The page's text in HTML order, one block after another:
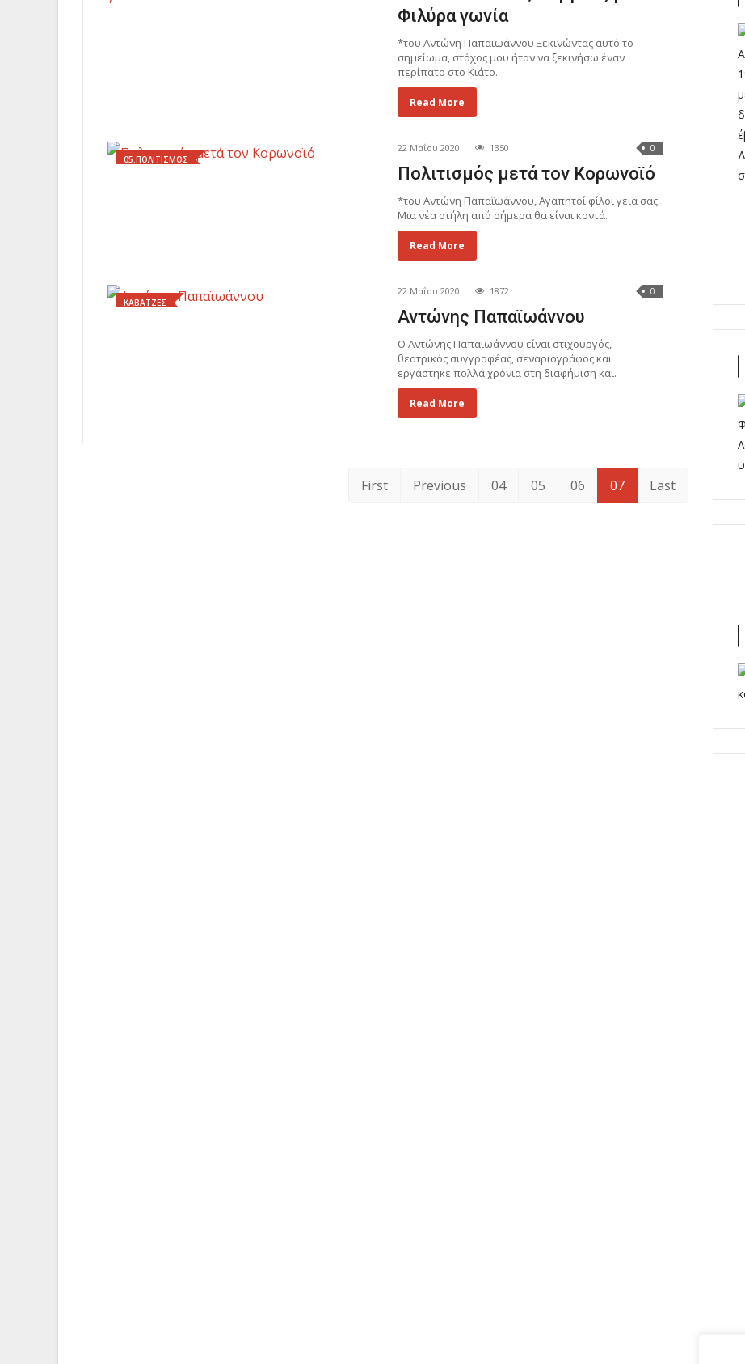
Φιλύρα γωνία
*του Αντώνη Παπαϊωάννου Ξεκινώντας αυτό το
σημείωμα, στόχος μου ήταν να ξεκινήσω έναν
περίπατο στο Κιάτο.
Read More
05.ΠΟΛΙΤΙΣΜΟΣ
22 Μαΐου 2020 1350 0
Πολιτισμός μετά τον Κορωνοϊό
*του Αντώνη Παπαϊωάννου, Αγαπητοί φίλοι γεια σας.
Μια νέα στήλη από σήμερα θα είναι κοντά.
Read More
ΚΑΒΑΤΖΕΣ
22 Μαΐου 2020 1872 0
Αντώνης Παπαϊωάννου
Ο Αντώνης Παπαϊωάννου είναι στιχουργός,
θεατρικός συγγραφέας, σεναριογράφος και
εργάστηκε πολλά χρόνια στη διαφήμιση και.
Read More
First Previous 04 05 06 07 Last